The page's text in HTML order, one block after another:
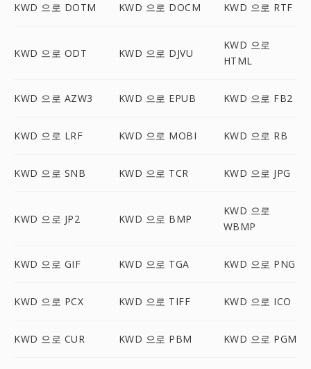
KWD 으로 DOTM KWD 으로 DOCM KWD 으로 RTF
KWD 으로 ODT KWD 으로 DJVU
KWD 으로
HTML
KWD 으로 AZW3 KWD 으로 EPUB KWD 으로 FB2
KWD 으로 LRF KWD 으로 MOBI KWD 으로 RB
KWD 으로 SNB KWD 으로 TCR KWD 으로 JPG
KWD 으로 JP2 KWD 으로 BMP
KWD 으로
WBMP
KWD 으로 GIF KWD 으로 TGA KWD 으로 PNG
KWD 으로 PCX KWD 으로 TIFF KWD 으로 ICO
KWD 으로 CUR KWD 으로 PBM KWD 으로 PGM